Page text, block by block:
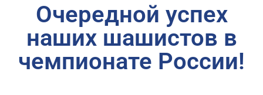
Очередной успех
наших шашистов в
чемпионате России!